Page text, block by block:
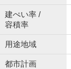
建ぺい率 /
容積率
用途地域
都市計画